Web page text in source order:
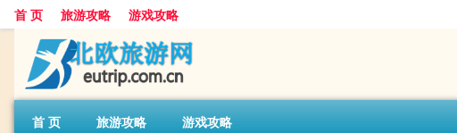
首 页 旅游攻略 游戏攻略
首 页 旅游攻略 游戏攻略